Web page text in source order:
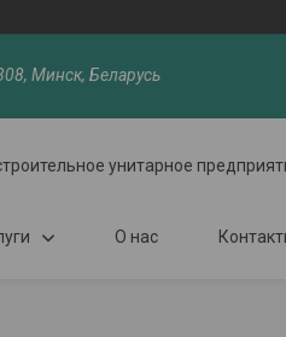
Минск, Беларусь
унитарное
О нас